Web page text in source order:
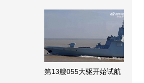
第13艘055大驱开始试航